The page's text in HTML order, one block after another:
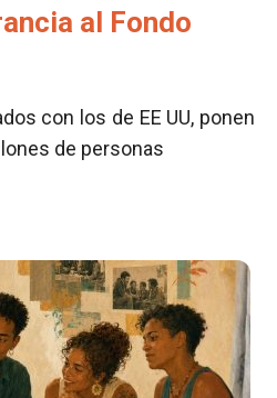
al Fondo
con los de EE UU, ponen
de personas